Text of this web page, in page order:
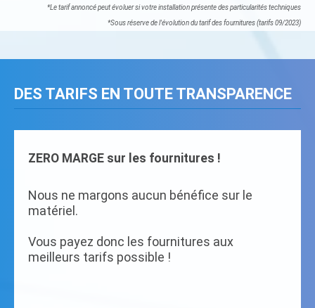
*Le tarif annoncé peut évoluer si votre installation présente des particularités techniques
*Sous réserve de l'évolution du tarif des fournitures (tarifs 09/2023)
DES TARIFS EN TOUTE TRANSPARENCE
ZERO MARGE sur les fournitures !
Nous ne margons aucun bénéfice sur le
matériel.
Vous payez donc les fournitures aux
meilleurs tarifs possible !